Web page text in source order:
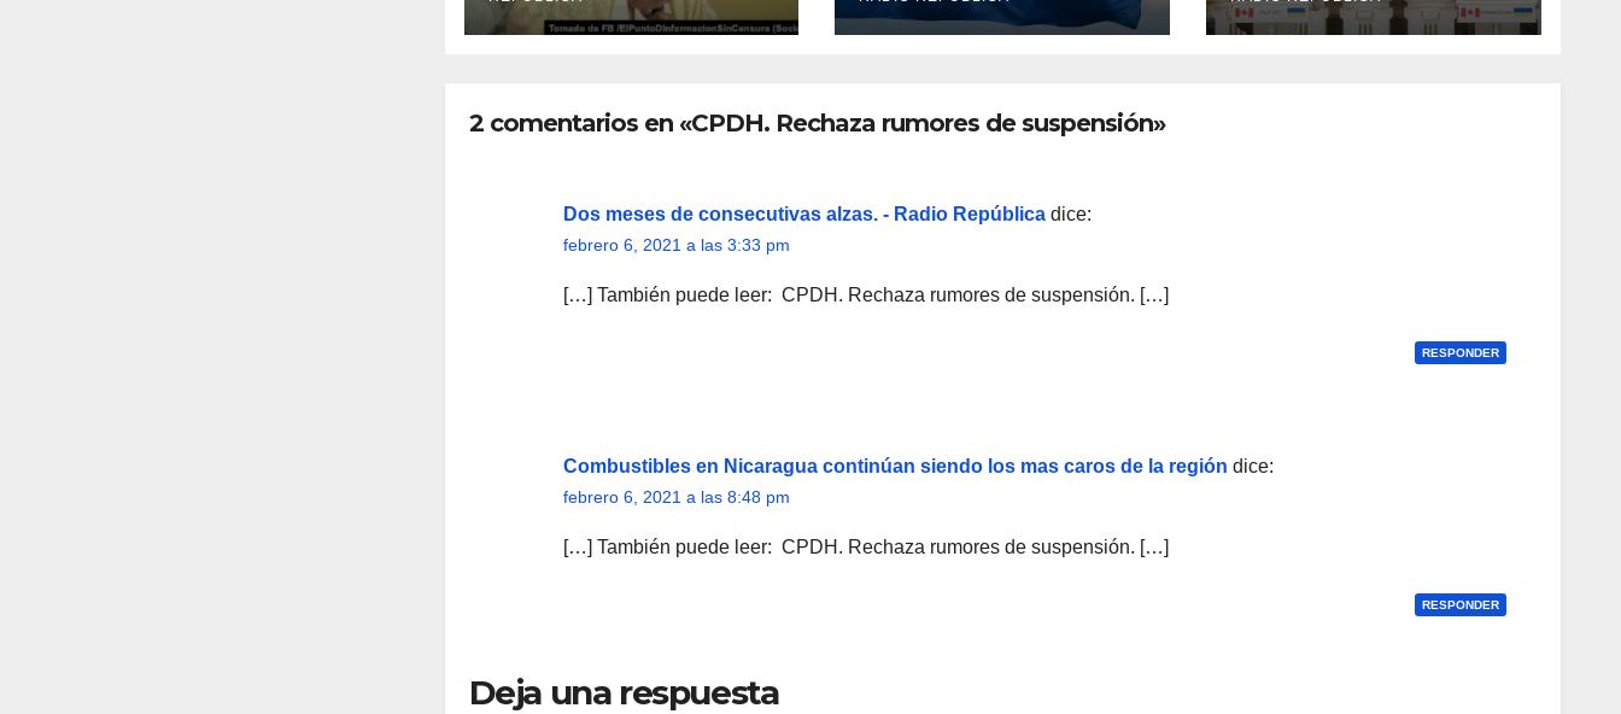
2 comentarios en «CPDH. Rechaza rumores de suspensión»
Dos meses de consecutivas alzas. - Radio República dice:
febrero 6, 2021 a las 3:33 pm
[…] También puede leer: CPDH. Rechaza rumores de suspensión. […]
RESPONDER
Combustibles en Nicaragua continúan siendo los mas caros de la región dice:
febrero 6, 2021 a las 8:48 pm
[…] También puede leer: CPDH. Rechaza rumores de suspensión. […]
RESPONDER
Deja una respuesta